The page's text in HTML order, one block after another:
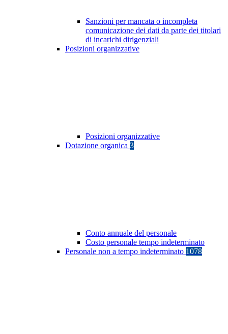
Sanzioni per mancata o incompleta
comunicazione dei dati da parte dei titolari
di incarichi dirigenziali
Posizioni organizzative
Posizioni organizzative
Dotazione organica 3
Conto annuale del personale
Costo personale tempo indeterminato
Personale non a tempo indeterminato 1078